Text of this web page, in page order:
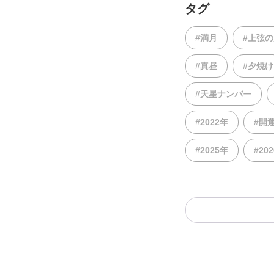
タグ
#満月 #上弦の
#真昼 #夕焼け
#天星ナンバー
#2022年 #開
#2025年